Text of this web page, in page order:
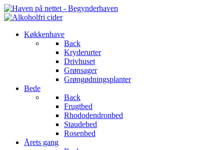
Køkkenhave
Back
Kryderurter
Drivhuset
Grønsager
Grøngødningsplanter
Bede
Back
Frugtbed
Rhododendronbed
Staudebed
Rosenbed
Årets gang